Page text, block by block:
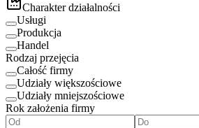
Charakter działalności
Usługi
Produkcja
Handel
Rodzaj przejęcia
Całość firmy
Udziały większościowe
Udziały mniejszościowe
Rok założenia firmy